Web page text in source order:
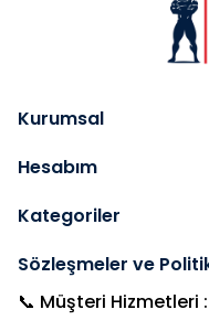
Kurumsal
Hesabım
Kategoriler
Sözleşmeler ve
📞 Müşteri Hizmetleri